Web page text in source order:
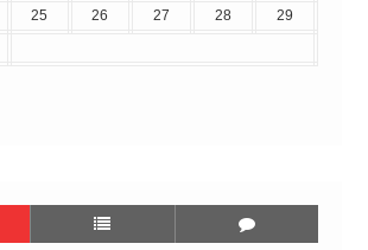
25 26 27 28
29